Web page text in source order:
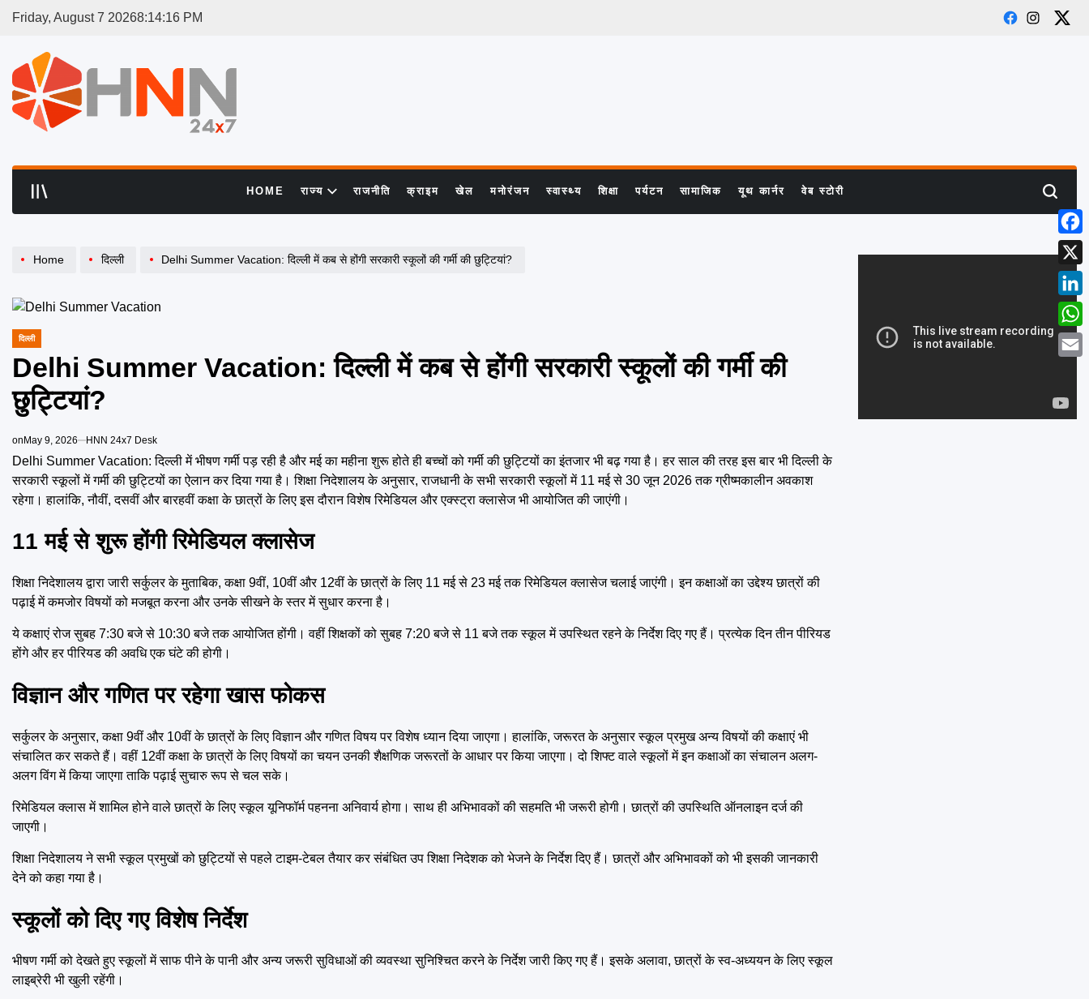
Friday, August 7 20268:14:16 PM
Facebook
Instagram
X
HOME राज्य राजनीति क्राइम खेल मनोरंजन स्वास्थ्य शिक्षा पर्यटन सामाजिक यूथ कार्नर वेब स्टोरी Search
Home दिल्ली Delhi Summer Vacation: दिल्ली में कब से होंगी सरकारी स्कूलों की गर्मी की छुट्टियां?
POSTED
दिल्ली
Delhi Summer Vacation: दिल्ली में कब से होंगी सरकारी स्कूलों की गर्मी की
छुट्टियां?
onMay 9, 2026 HNN 24x7 Desk
Delhi Summer Vacation: दिल्ली में भीषण गर्मी पड़ रही है और मई का महीना शुरू होते ही बच्चों को गर्मी की छुट्टियों का इंतजार भी बढ़ गया है। हर साल की तरह इस बार भी दिल्ली के
सरकारी स्कूलों में गर्मी की छुट्टियों का ऐलान कर दिया गया है। शिक्षा निदेशालय के अनुसार, राजधानी के सभी सरकारी स्कूलों में 11 मई से 30 जून 2026 तक ग्रीष्मकालीन अवकाश
रहेगा। हालांकि, नौवीं, दसवीं और बारहवीं कक्षा के छात्रों के लिए इस दौरान विशेष रिमेडियल और एक्स्ट्रा क्लासेज भी आयोजित की जाएंगी।
11 मई से शुरू होंगी रिमेडियल क्लासेज
शिक्षा निदेशालय द्वारा जारी सर्कुलर के मुताबिक, कक्षा 9वीं, 10वीं और 12वीं के छात्रों के लिए 11 मई से 23 मई तक रिमेडियल क्लासेज चलाई जाएंगी। इन कक्षाओं का उद्देश्य छात्रों की
पढ़ाई में कमजोर विषयों को मजबूत करना और उनके सीखने के स्तर में सुधार करना है।
ये कक्षाएं रोज सुबह 7:30 बजे से 10:30 बजे तक आयोजित होंगी। वहीं शिक्षकों को सुबह 7:20 बजे से 11 बजे तक स्कूल में उपस्थित रहने के निर्देश दिए गए हैं। प्रत्येक दिन तीन पीरियड
होंगे और हर पीरियड की अवधि एक घंटे की होगी।
विज्ञान और गणित पर रहेगा खास फोकस
सर्कुलर के अनुसार, कक्षा 9वीं और 10वीं के छात्रों के लिए विज्ञान और गणित विषय पर विशेष ध्यान दिया जाएगा। हालांकि, जरूरत के अनुसार स्कूल प्रमुख अन्य विषयों की कक्षाएं भी
संचालित कर सकते हैं। वहीं 12वीं कक्षा के छात्रों के लिए विषयों का चयन उनकी शैक्षणिक जरूरतों के आधार पर किया जाएगा। दो शिफ्ट वाले स्कूलों में इन कक्षाओं का संचालन अलग-
अलग विंग में किया जाएगा ताकि पढ़ाई सुचारु रूप से चल सके।
रिमेडियल क्लास में शामिल होने वाले छात्रों के लिए स्कूल यूनिफॉर्म पहनना अनिवार्य होगा। साथ ही अभिभावकों की सहमति भी जरूरी होगी। छात्रों की उपस्थिति ऑनलाइन दर्ज की
जाएगी।
शिक्षा निदेशालय ने सभी स्कूल प्रमुखों को छुट्टियों से पहले टाइम-टेबल तैयार कर संबंधित उप शिक्षा निदेशक को भेजने के निर्देश दिए हैं। छात्रों और अभिभावकों को भी इसकी जानकारी
देने को कहा गया है।
स्कूलों को दिए गए विशेष निर्देश
भीषण गर्मी को देखते हुए स्कूलों में साफ पीने के पानी और अन्य जरूरी सुविधाओं की व्यवस्था सुनिश्चित करने के निर्देश जारी किए गए हैं। इसके अलावा, छात्रों के स्व-अध्ययन के लिए स्कूल
लाइब्रेरी भी खुली रहेंगी।
X